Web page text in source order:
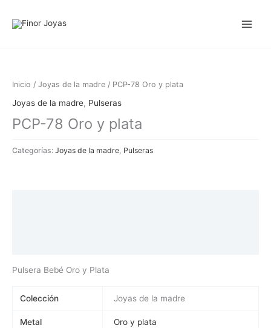
Inicio / Joyas de la madre / PCP-78 Oro y plata
Joyas de la madre, Pulseras
PCP-78 Oro y plata
Categorías: Joyas de la madre Pulseras
Pulsera Bebé Oro y Plata
Colección Joyas de la madre
Metal Oro y plata